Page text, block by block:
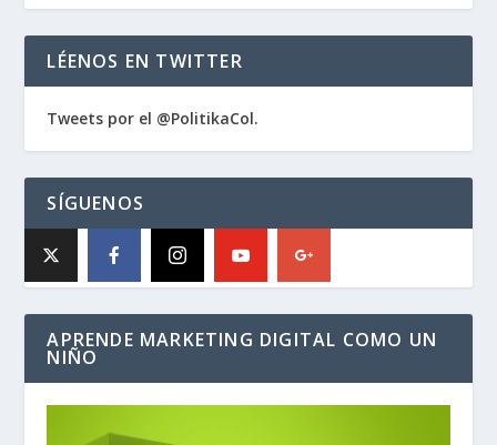
LÉENOS EN TWITTER
Tweets por el @PolitikaCol.
SÍGUENOS
APRENDE MARKETING DIGITAL COMO UN
NIÑO